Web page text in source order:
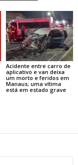
Acidente entre carro de
aplicativo e van deixa
um morto e feridos em
Manaus; uma vítima
está em estado grave